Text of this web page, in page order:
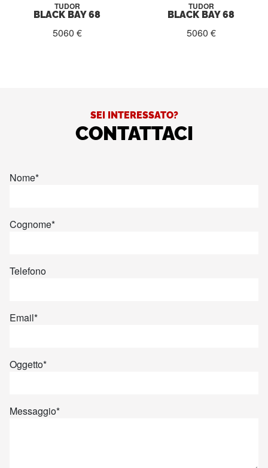
TUDOR
BLACK BAY 68
5060 €
TUDOR
BLACK BAY 68
5060 €
SEI INTERESSATO?
CONTATTACI
Nome*
Cognome*
Telefono
Email*
Oggetto*
Messaggio*